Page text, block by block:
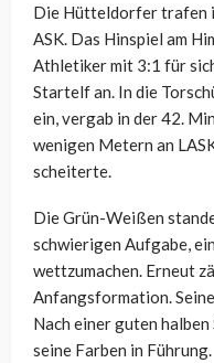
Die Hütteldorfer trafen
ASK. Das Hinspiel am
Athletiker mit 3:1 für
Startelf an. In die
ein, vergab in der 42.
wenigen Metern an
scheiterte.
Die Grün-Weißen
schwierigen Aufgabe,
wettzumachen. Erneut
Anfangsformation.
Nach einer guten
seine Farben in Führung.